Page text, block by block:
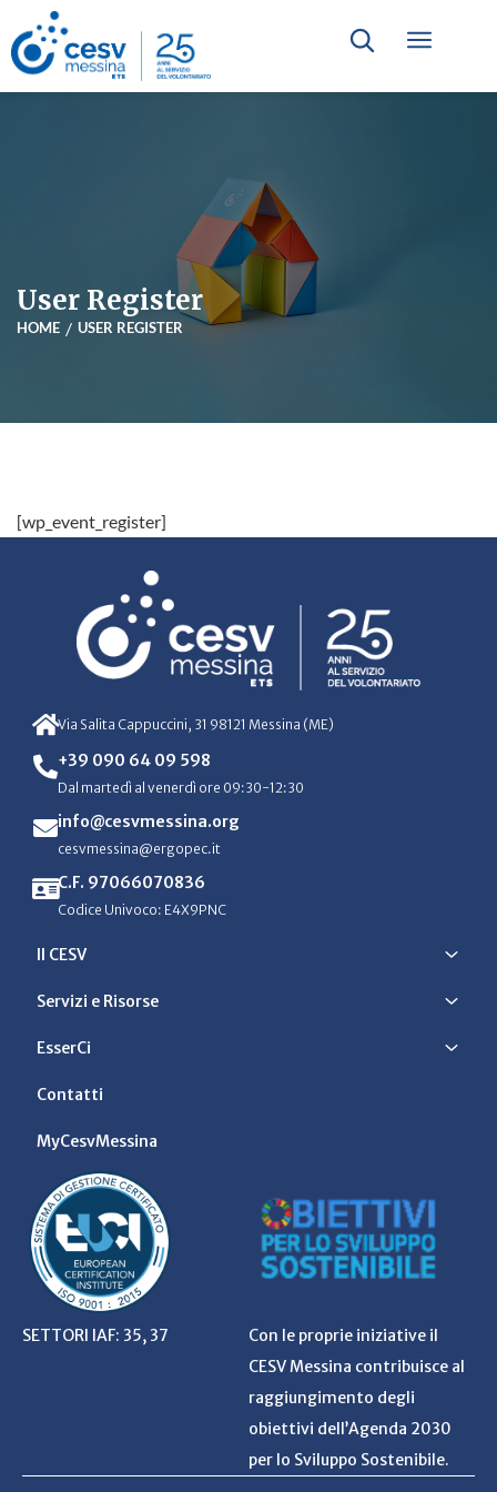
User Register
HOME USER REGISTER
[wp_event_register]
Via Salita Cappuccini, 31 98121 Messina (ME)
+39 090 64 09 598
Dal martedì al venerdì ore 09:30-12:30
info@cesvmessina.org
cesvmessina@ergopec.it
C.F. 97066070836
Codice Univoco: E4X9PNC
Il CESV
Servizi e Risorse
EsserCi
Contatti
MyCesvMessina
SETTORI IAF: 35, 37
Con le proprie iniziative il
CESV Messina contribuisce al
raggiungimento degli
obiettivi dell’Agenda 2030
per lo Sviluppo Sostenibile.